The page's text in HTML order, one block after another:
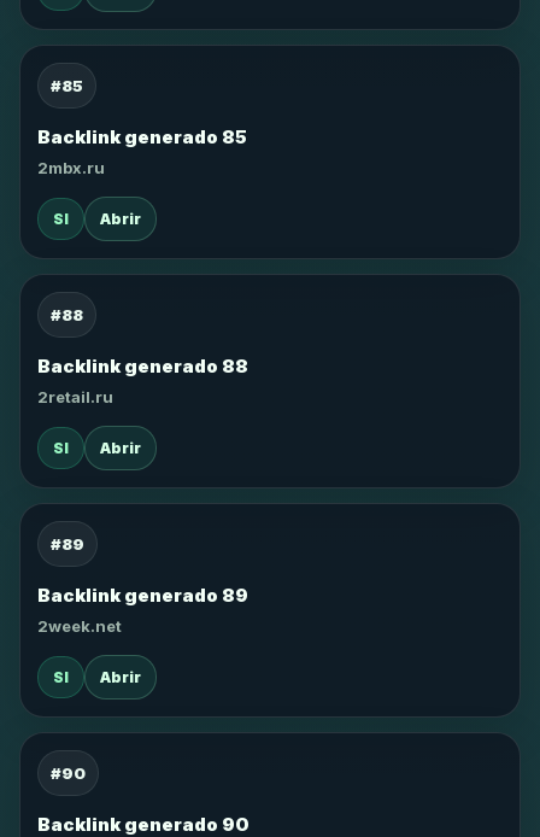
#85
Backlink generado 85
2mbx.ru
SI Abrir
#88
Backlink generado 88
2retail.ru
SI Abrir
#89
Backlink generado 89
2week.net
SI Abrir
#90
Backlink generado 90